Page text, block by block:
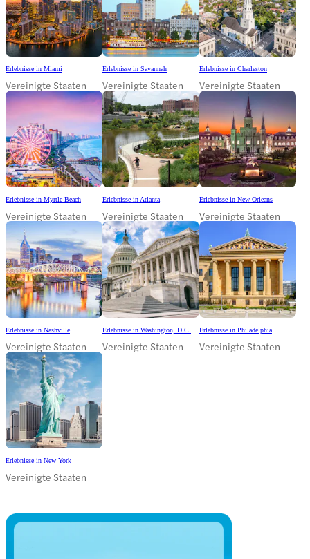
Erlebnisse in Miami
Vereinigte Staaten
Erlebnisse in Savannah
Vereinigte Staaten
Erlebnisse in Charleston
Vereinigte Staaten
Erlebnisse in Myrtle Beach
Vereinigte Staaten
Erlebnisse in Atlanta
Vereinigte Staaten
Erlebnisse in New Orleans
Vereinigte Staaten
Erlebnisse in Nashville
Vereinigte Staaten
Erlebnisse in Washington, D.C.
Vereinigte Staaten
Erlebnisse in Philadelphia
Vereinigte Staaten
Erlebnisse in New York
Vereinigte Staaten